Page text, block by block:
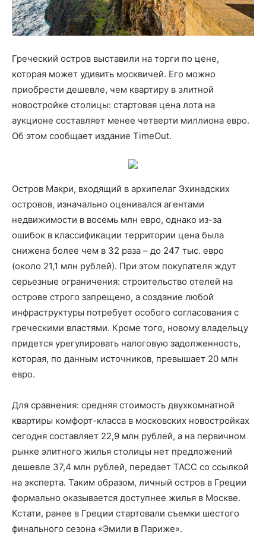
Греческий остров выставили на торги по цене,
которая может удивить москвичей. Его можно
приобрести дешевле, чем квартиру в элитной
новостройке столицы: стартовая цена лота на
аукционе составляет менее четверти миллиона евро.
Об этом сообщает издание TimeOut.
Остров Макри, входящий в архипелаг Эхинадских
островов, изначально оценивался агентами
недвижимости в восемь млн евро, однако из-за
ошибок в классификации территории цена была
снижена более чем в 32 раза – до 247 тыс. евро
(около 21,1 млн рублей). При этом покупателя ждут
серьезные ограничения: строительство отелей на
острове строго запрещено, а создание любой
инфраструктуры потребует особого согласования с
греческими властями. Кроме того, новому владельцу
придется урегулировать налоговую задолженность,
которая, по данным источников, превышает 20 млн
евро.
Для сравнения: средняя стоимость двухкомнатной
квартиры комфорт-класса в московских новостройках
сегодня составляет 22,9 млн рублей, а на первичном
рынке элитного жилья столицы нет предложений
дешевле 37,4 млн рублей, передает ТАСС со ссылкой
на эксперта. Таким образом, личный остров в Греции
формально оказывается доступнее жилья в Москве.
Кстати, ранее в Греции стартовали съемки шестого
финального сезона «Эмили в Париже».